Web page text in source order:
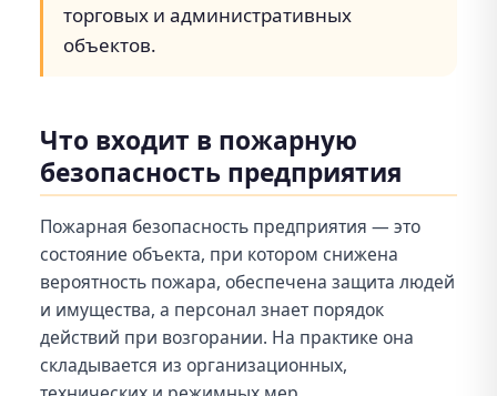
торговых и административных
объектов.
Что входит в пожарную
безопасность предприятия
Пожарная безопасность предприятия — это
состояние объекта, при котором снижена
вероятность пожара, обеспечена защита людей
и имущества, а персонал знает порядок
действий при возгорании. На практике она
складывается из организационных,